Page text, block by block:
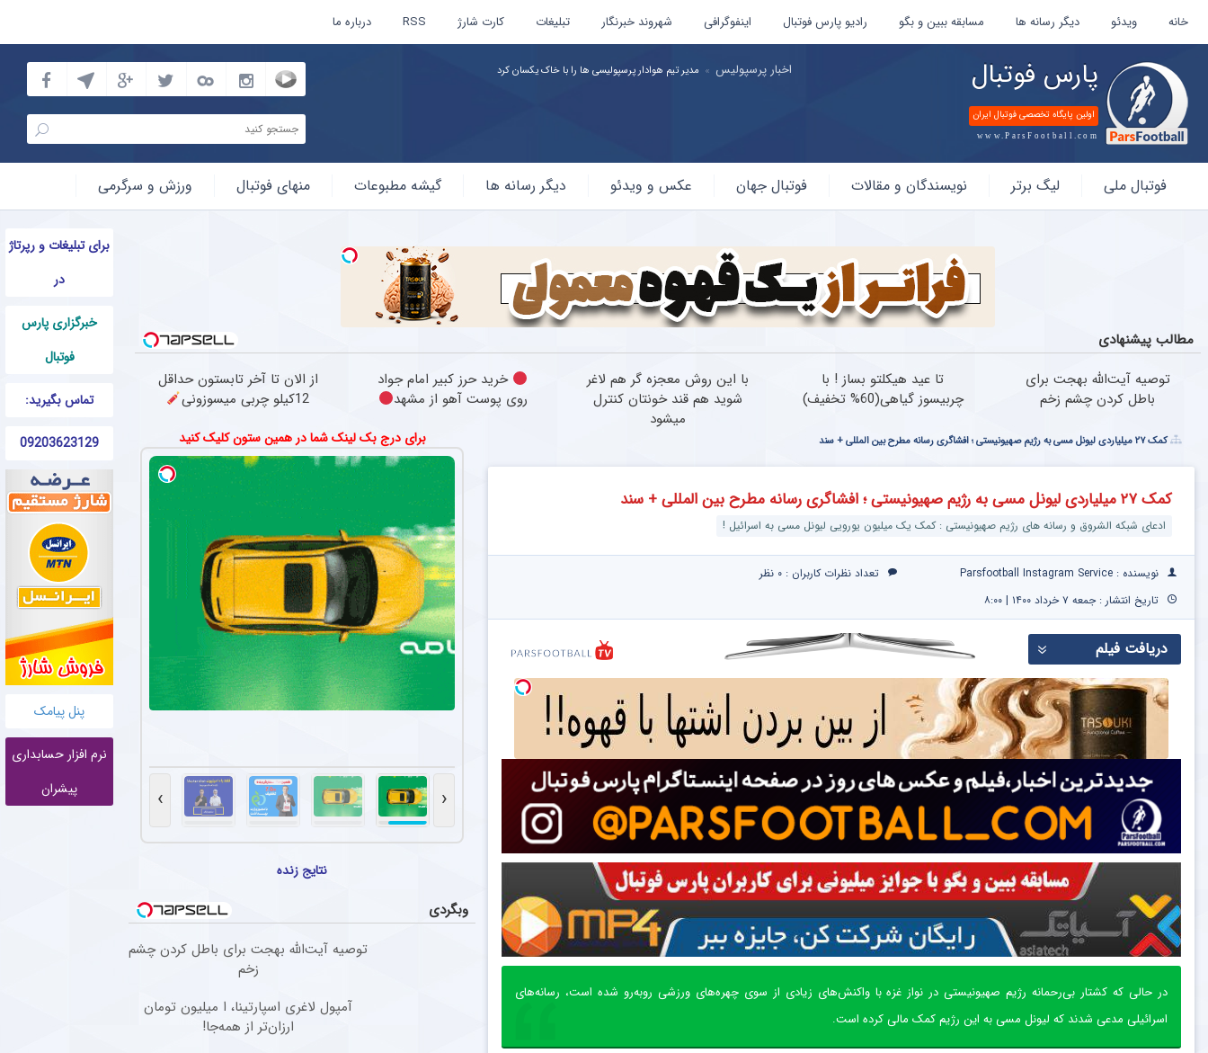
خانه ویدئو دیگر رسانه ها مسابقه ببین و بگو رادیو پارس فوتبال اینفوگرافی شهروند خبرنگار تبلیغات کارت شارژ RSS درباره ما
پارس فوتبال
اولین پایگاه تخصصی فوتبال ایران
www.ParsFootball.com
اخبار پرسپولیس مدیر تیم هوادار پرسپولیسی ها را با خاک یکسان کرد
فوتبال
فوتبال ملی لیگ برتر نویسندگان و مقالات فوتبال جهان عکس و ویدئو دیگر رسانه ها گیشه مطبوعات منهای فوتبال ورزش و سرگرمی
برای تبلیغات و رپرتاژ
در
خبرگزاری پارس
فوتبال
تماس بگیرید:
09203623129
پنل پیامک
نرم افزار حسابداری
پیشران
مطالب پیشنهادی
توصیه آیت‌الله بهجت برای
باطل کردن چشم زخم
تا عید هیکلتو بساز ! با
چربیسوز گیاهی(60% تخفیف)
با این روش معجزه گر هم لاغر
شوید هم قند خونتان کنترل
میشود
خرید حرز کبیر امام جواد
روی پوست آهو از مشهد
از الان تا آخر تابستون حداقل
12کیلو چربی میسوزونی
کمک ۲۷ میلیاردی لیونل مسی به رژیم صهیونیستی ؛ افشاگری رسانه مطرح بین المللی + سند
کمک ۲۷ میلیاردی لیونل مسی به رژیم صهیونیستی ؛ افشاگری رسانه مطرح بین المللی + سند
ادعای شبکه الشروق و رسانه های رژیم صهیونیستی : کمک یک میلیون یورویی لیونل مسی به اسرائیل !
نویسنده : Parsfootball Instagram Service تعداد نظرات کاربران : ۰ نظر
تاریخ انتشار : جمعه ۷ خرداد ۱۴۰۰ | ۸:۰۰
دریافت فیلم
در حالی که کشتار بی‌رحمانه رژیم صهیونیستی در نواز غزه با واکنش‌های زیادی از سوی چهره‌های ورزشی روبه‌رو شده است، رسانه‌های
اسرائیلی مدعی شدند که لیونل مسی به این رژیم کمک مالی کرده است.
برای درج بک لینک شما در همین ستون کلیک کنید
‹
›
نتایج زنده
وبگردی
توصیه آیت‌الله بهجت برای باطل کردن چشم
زخم
آمپول لاغری اسپارتینا، ا میلیون تومان
ارزان‌تر از همه‌جا!